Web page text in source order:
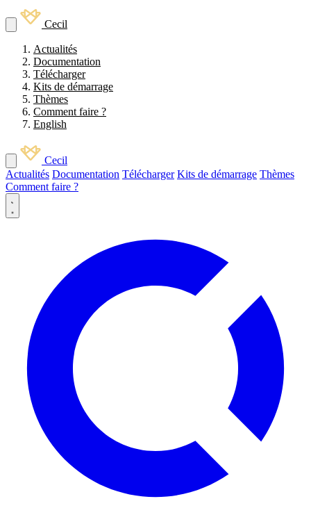
Cecil
Actualités
Documentation
Télécharger
Kits de démarrage
Thèmes
Comment faire ?
English
Cecil
Actualités Documentation Télécharger Kits de démarrage Thèmes
Comment faire ?